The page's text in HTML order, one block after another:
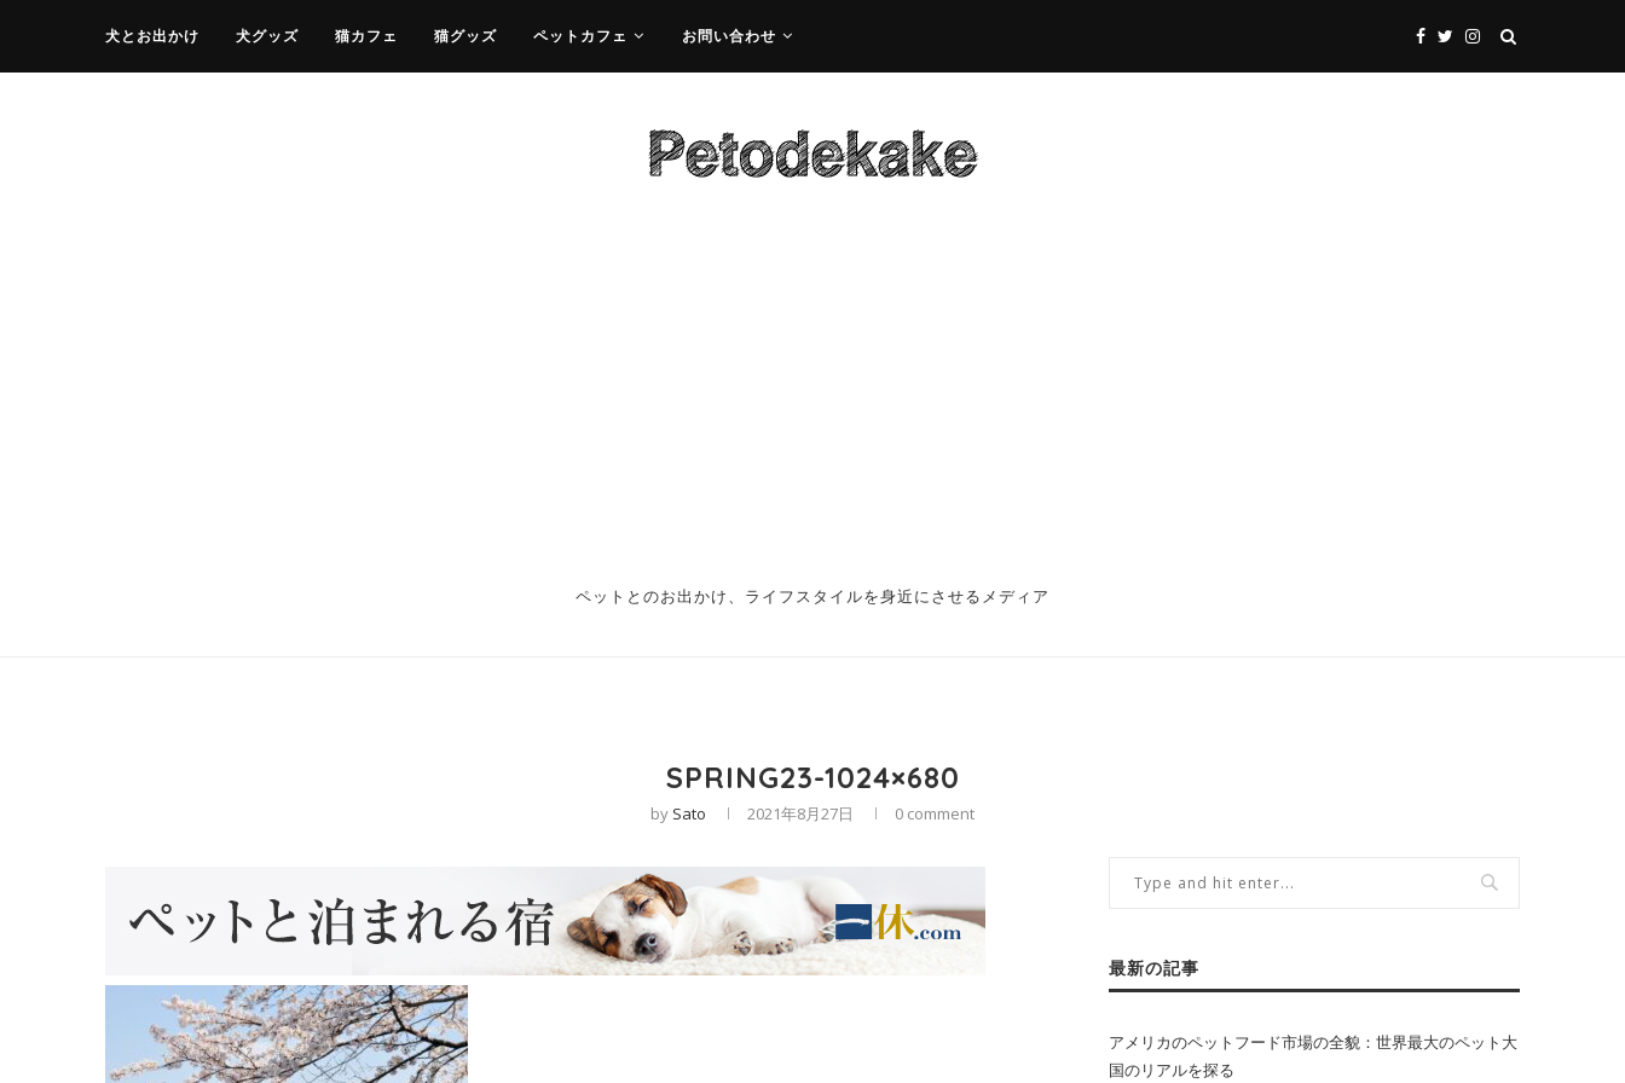
犬とお出かけ 犬グッズ 猫カフェ 猫グッズ ペットカフェ お問い合わせ
ペットとのお出かけ、ライフスタイルを身近にさせるメディア
SPRING23-1024×680
by Sato 2021年8月27日 0 comment
最新の記事
アメリカのペットフード市場の全貌：世界最大のペット大
国のリアルを探る